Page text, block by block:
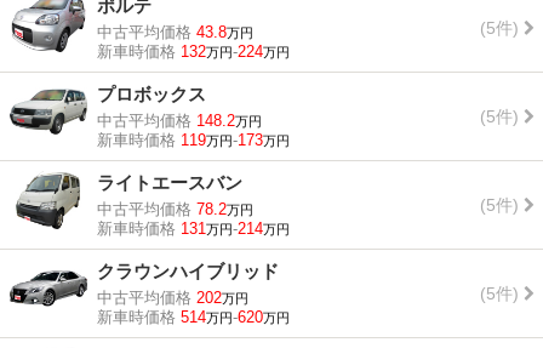
ポルテ
中古平均価格 43.8万円
新車時価格 132万円-224万円
(5件)
プロボックス
中古平均価格 148.2万円
新車時価格 119万円-173万円
(5件)
ライトエースバン
中古平均価格 78.2万円
新車時価格 131万円-214万円
(5件)
クラウンハイブリッド
中古平均価格 202万円
新車時価格 514万円-620万円
(5件)